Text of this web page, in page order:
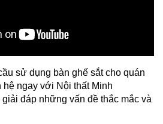
sử dụng bàn ghế sắt cho quán
hệ ngay với Nội thất Minh
đáp những vấn đề thắc mắc và